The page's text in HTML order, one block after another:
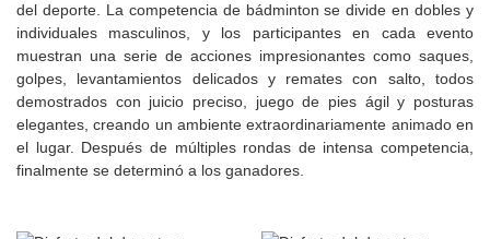
del deporte. La competencia de bádminton se divide en dobles y
individuales masculinos, y los participantes en cada evento
muestran una serie de acciones impresionantes como saques,
golpes, levantamientos delicados y remates con salto, todos
demostrados con juicio preciso, juego de pies ágil y posturas
elegantes, creando un ambiente extraordinariamente animado en
el lugar. Después de múltiples rondas de intensa competencia,
finalmente se determinó a los ganadores.